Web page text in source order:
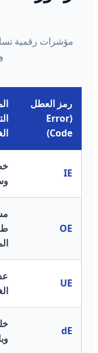
مؤشرات رقمية
رمز العطل
(Error
Code)
IE
OE
UE
dE